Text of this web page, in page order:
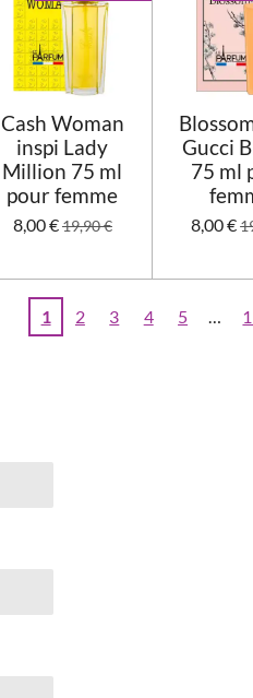
Cash Woman
inspi Lady
Million 75 ml
pour femme
8,00 €19,90 €
Gucci
75 ml
8,00 €
1 2 3 4 5